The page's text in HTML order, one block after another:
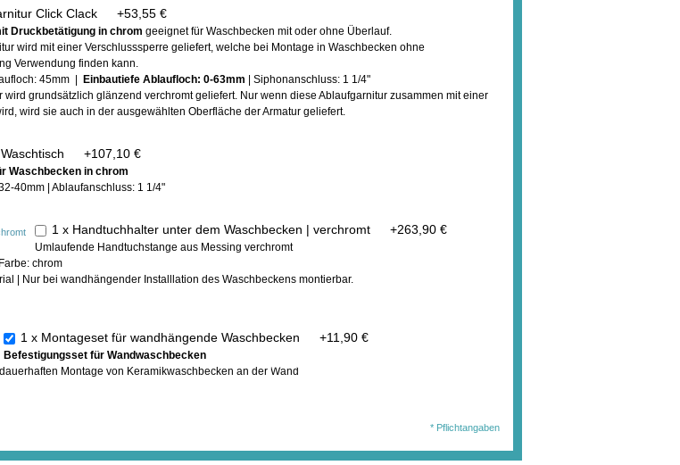
Click Clack +53,55 €
Druckbetätigung in chrom geeignet für Waschbecken mit oder ohne Überlauf.
wird mit einer Verschlusssperre geliefert, welche bei Montage in Waschbecken ohne
Verwendung finden kann.
45mm |
Einbautiefe Ablaufloch: 0-63mm | Siphonanschluss: 1 1/4"
wird grundsätzlich glänzend verchromt geliefert. Nur wenn diese Ablaufgarnitur zusammen mit einer
wird sie auch in der ausgewählten Oberfläche der Armatur geliefert.
+107,10 €
Waschbecken in chrom
40mm | Ablaufanschluss: 1 1/4"
1 x Handtuchhalter unter dem Waschbecken | verchromt +263,90 €
Umlaufende Handtuchstange aus Messing verchromt
| Farbe: chrom
| Nur bei wandhängender Installlation des Waschbeckens montierbar.
1 x Montageset für wandhängende Waschbecken +11,90 €
Befestigungsset für Wandwaschbecken
Montage von Keramikwaschbecken an der Wand
* Pflichtangaben
erhalten Sie diesen Artikel